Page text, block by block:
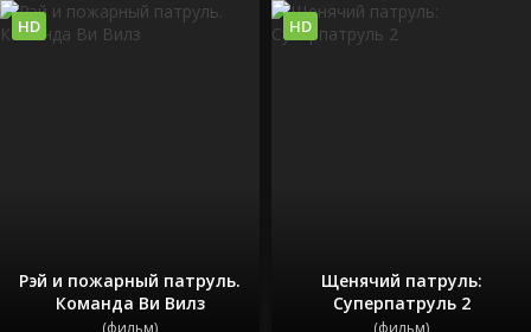
Рэй и пожарный патруль.
Команда Ви Вилз
(фильм)
HD
Щенячий патруль:
Суперпатруль 2
(фильм)
HD